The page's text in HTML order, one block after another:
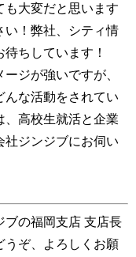
も大変だと思います
い！弊社、シティ情
ちしています！
ジが強いですが、
んな活動をされてい
、高校生就活と企業
社ジンジブにお伺い
ブの福岡支店 支店長
うぞ、よろしくお願